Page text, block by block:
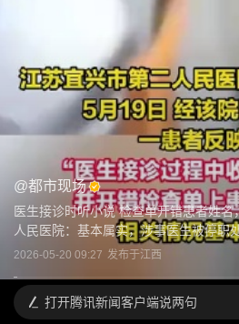
@都市现场
医生接诊时听小说 检查单开错患者姓名
人民医院：基本属实，涉事医生被停职
2026-05-20 09:27 发布于江西
打开腾讯新闻客户端说两句